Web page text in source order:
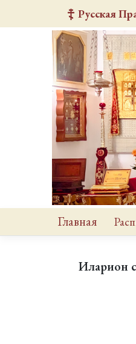
Русская
Главная
Иларион